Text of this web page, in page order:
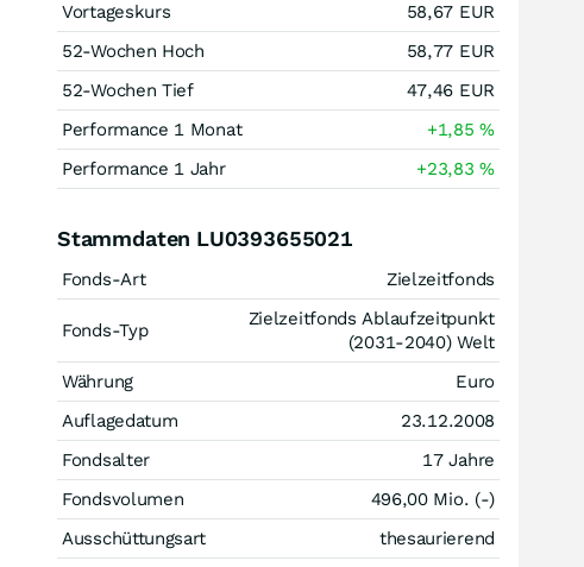
Vortageskurs
58,67 EUR
52-Wochen Hoch
58,77 EUR
52-Wochen Tief
47,46 EUR
Performance 1 Monat
+1,85%
Performance 1 Jahr
+23,83%
Stammdaten LU0393655021
Fonds-Art Zielzeitfonds
Fonds-Typ
Zielzeitfonds Ablaufzeitpunkt
(2031-2040) Welt
Währung
Euro
Auflagedatum
23.12.2008
Fondsalter
17 Jahre
Fondsvolumen
496,00 Mio. (-)
Ausschüttungsart
thesaurierend